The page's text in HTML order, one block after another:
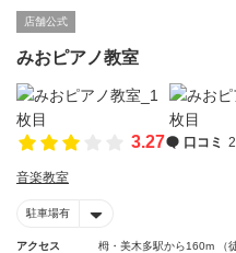
店舗公式
みおピアノ教室
3.27 口コミ
音楽教室
駐車場有
アクセス
栂・美木多駅から160m （